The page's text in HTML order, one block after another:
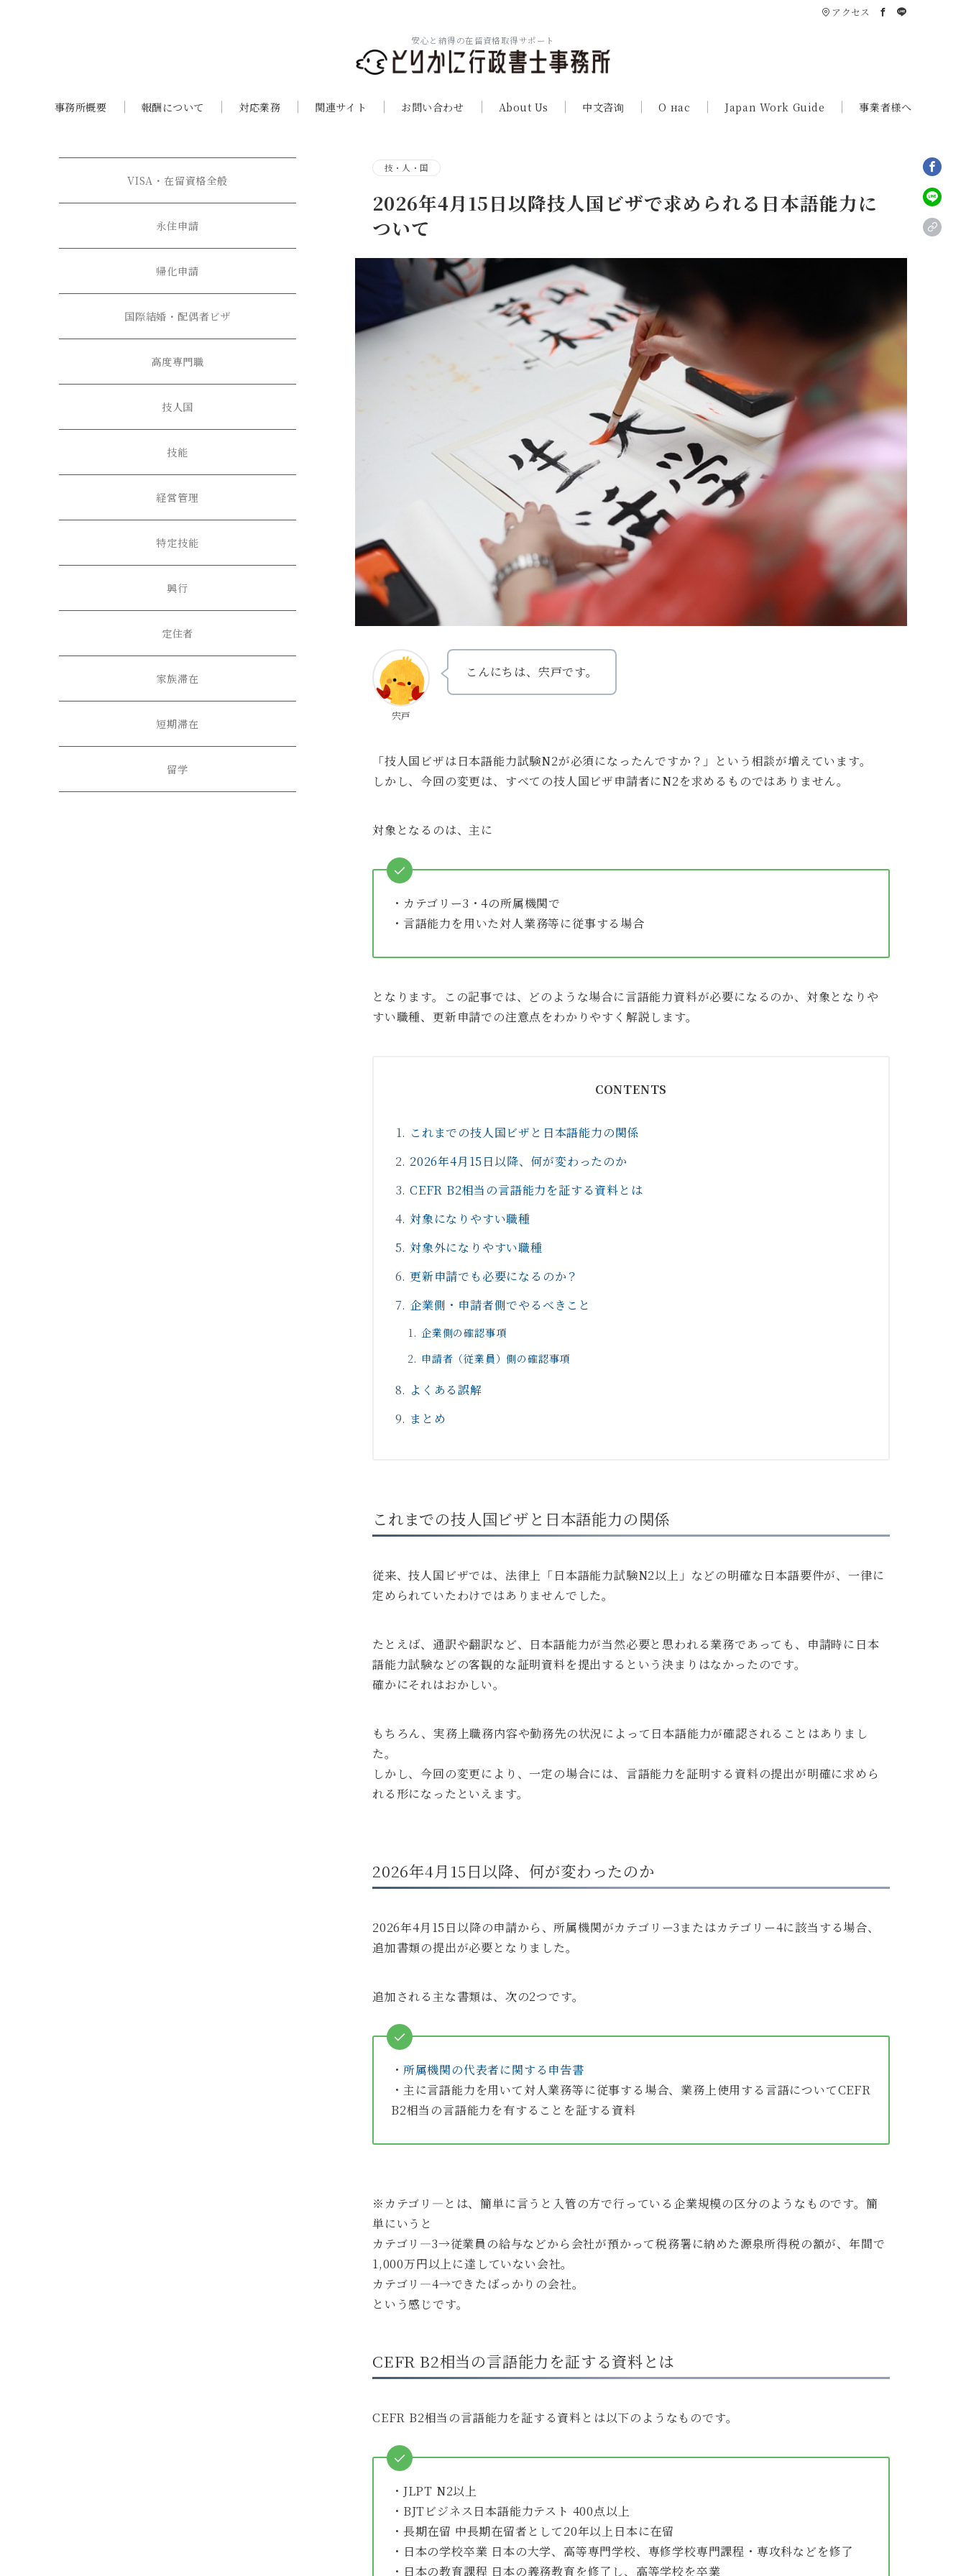
アクセス
安心と納得の在留資格取得サポート
事務所概要 報酬について 対応業務 関連サイト お問い合わせ About Us 中文咨询 О нас Japan Work Guide 事業者様へ
技・人・国
2026年4月15日以降技人国ビザで求められる日本語能力に
ついて
宍戸
こんにちは、宍戸です。
「技人国ビザは日本語能力試験N2が必須になったんですか？」という相談が増えています。
しかし、今回の変更は、すべての技人国ビザ申請者にN2を求めるものではありません。
対象となるのは、主に
・カテゴリー3・4の所属機関で
・言語能力を用いた対人業務等に従事する場合
となります。この記事では、どのような場合に言語能力資料が必要になるのか、対象となりや
すい職種、更新申請での注意点をわかりやすく解説します。
CONTENTS
これまでの技人国ビザと日本語能力の関係
2026年4月15日以降、何が変わったのか
CEFR B2相当の言語能力を証する資料とは
対象になりやすい職種
対象外になりやすい職種
更新申請でも必要になるのか？
企業側・申請者側でやるべきこと
企業側の確認事項
申請者（従業員）側の確認事項
よくある誤解
まとめ
これまでの技人国ビザと日本語能力の関係
従来、技人国ビザでは、法律上「日本語能力試験N2以上」などの明確な日本語要件が、一律に
定められていたわけではありませんでした。
たとえば、通訳や翻訳など、日本語能力が当然必要と思われる業務であっても、申請時に日本
語能力試験などの客観的な証明資料を提出するという決まりはなかったのです。
確かにそれはおかしい。
もちろん、実務上職務内容や勤務先の状況によって日本語能力が確認されることはありまし
た。
しかし、今回の変更により、一定の場合には、言語能力を証明する資料の提出が明確に求めら
れる形になったといえます。
2026年4月15日以降、何が変わったのか
2026年4月15日以降の申請から、所属機関がカテゴリー3またはカテゴリー4に該当する場合、
追加書類の提出が必要となりました。
追加される主な書類は、次の2つです。
・ 所属機関の代表者に関する申告書
・主に言語能力を用いて対人業務等に従事する場合、業務上使用する言語についてCEFR
B2相当の言語能力を有することを証する資料
※カテゴリ―とは、簡単に言うと入管の方で行っている企業規模の区分のようなものです。簡
単にいうと
カテゴリ―3→従業員の給与などから会社が預かって税務署に納めた源泉所得税の額が、年間で
1,000万円以上に達していない会社。
カテゴリ―4→できたばっかりの会社。
という感じです。
CEFR B2相当の言語能力を証する資料とは
CEFR B2相当の言語能力を証する資料とは以下のようなものです。
・JLPT N2以上
・BJTビジネス日本語能力テスト 400点以上
・長期在留 中長期在留者として20年以上日本に在留
・日本の学校卒業 日本の大学、高等専門学校、専修学校専門課程・専攻科などを修了
・日本の教育課程 日本の義務教育を修了し、高等学校を卒業
VISA・在留資格全般
永住申請
帰化申請
国際結婚・配偶者ビザ
高度専門職
技人国
技能
経営管理
特定技能
興行
定住者
家族滞在
短期滞在
留学